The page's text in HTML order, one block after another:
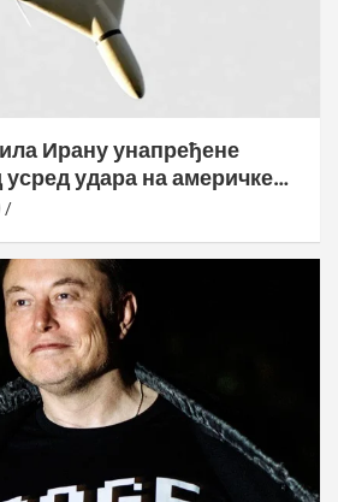
Ирану унапређене
удара на америчке